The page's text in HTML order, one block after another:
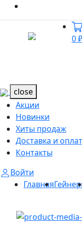
0 ₽
close
Акции
Новинки
Хиты продаж
Доставка и
Контакты
Войти
Главная